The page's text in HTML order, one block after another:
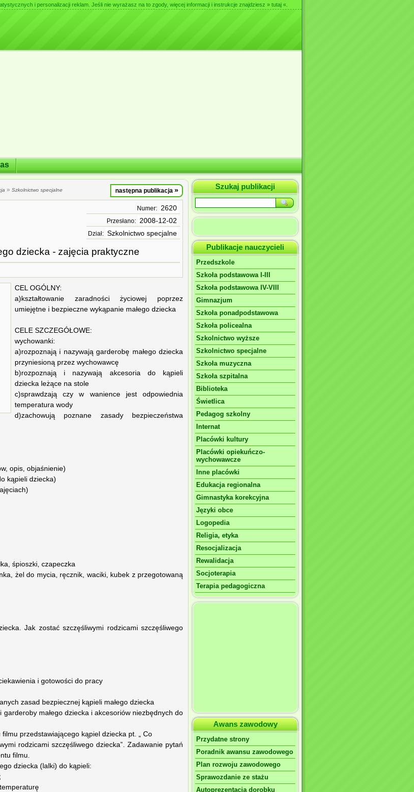
i personalizacji reklam. Jeśli nie wyrażasz na to zgody, więcej informacji i instrukcje znajdziesz » tutaj «
» Szkolnictwo specjalne następna publikacja »
Numer: 2620
Przesłano: 2008-12-02
Dział: Szkolnictwo specjalne
dziecka - zajęcia praktyczne
CEL OGÓLNY:
a)kształtowanie zaradności życiowej poprzez
umiejętne i bezpieczne wykąpanie małego dziecka
CELE SZCZEGÓŁOWE:
wychowanki:
a)rozpoznają i nazywają garderobę małego dziecka
przyniesioną przez wychowawcę
b)rozpoznają i nazywają akcesoria do kąpieli
dziecka leżące na stole
c)sprawdzają czy w wanience jest odpowiednia
temperatura wody
d)zachowują poznane zasady bezpieczeństwa
opis, objaśnienie)
kąpieli dziecka)
śpioszki, czapeczka
żel do mycia, ręcznik, waciki, kubek z przegotowaną
Jak zostać szczęśliwymi rodzicami szczęśliwego
i gotowości do pracy
zasad bezpiecznej kąpieli małego dziecka
małego dziecka i akcesoriów niezbędnych do
przedstawiającego kąpiel dziecka pt. „ Co
rodzicami szczęśliwego dziecka”. Zadawanie pytań
filmu.
dziecka (lalki) do kąpieli:
Szukaj publikacji
Publikacje nauczycieli
Przedszkole
Szkoła podstawowa I-III
Szkoła podstawowa IV-VIII
Gimnazjum
Szkoła ponadpodstawowa
Szkoła policealna
Szkolnictwo wyższe
Szkolnictwo specjalne
Szkoła muzyczna
Szkoła szpitalna
Biblioteka
Świetlica
Pedagog szkolny
Internat
Placówki kultury
Placówki opiekuńczo-
wychowawcze
Inne placówki
Edukacja regionalna
Gimnastyka korekcyjna
Języki obce
Logopedia
Religia, etyka
Resocjalizacja
Rewalidacja
Socjoterapia
Terapia pedagogiczna
Awans zawodowy
Przydatne strony
Poradnik awansu zawodowego
Plan rozwoju zawodowego
Sprawozdanie ze stażu
Autoprezentacja dorobku